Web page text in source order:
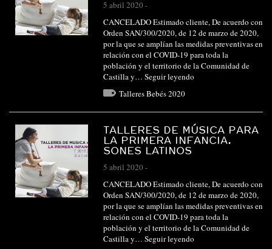
5 abril 2020 -
CANCELADO Estimado cliente, De acuerdo con
Orden SAN/300/2020, de 12 de marzo de 2020,
por la que se amplían las medidas preventivas en
relación con el COVID-19 para toda la
población y el territorio de la Comunidad de
Castilla y… Seguir leyendo
Talleres Bebés 2020
TALLERES DE MÚSICA PARA
LA PRIMERA INFANCIA.
SONES LATINOS
5 abril 2020 -
CANCELADO Estimado cliente, De acuerdo con
Orden SAN/300/2020, de 12 de marzo de 2020,
por la que se amplían las medidas preventivas en
relación con el COVID-19 para toda la
población y el territorio de la Comunidad de
Castilla y… Seguir leyendo